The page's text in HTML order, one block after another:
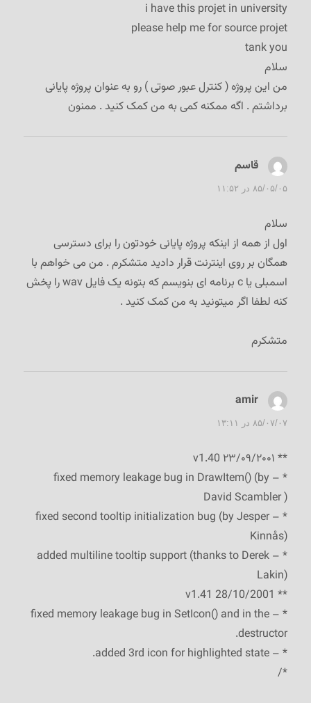
i have this projet in university
please help me for source projet
tank you
سلام
من این پروژه ( کنترل عبور صوتی ) رو به عنوان پروژه پایانی
برداشتم . اگه ممکنه کمی به من کمک کنید . ممنون
قاسم
۸۵/۰۵/۰۵ در ۱۱:۵۲
سلام
اول از همه از اینکه پروژه پایانی خودتون را برای دسترسی
همگان بر روی اینترنت قرار دادید متشکرم . من می خواهم با
اسمبلی یا c برنامه ای بنویسم که بتونه یک فایل wav را پخش
کنه لطفا اگر میتونید به من کمک کنید .
متشکرم
amir
۸۵/۰۷/۰۷ در ۱۳:۱۱
** ۲۳/۰۹/۲۰۰۱ v1.40
* – fixed memory leakage bug in DrawItem() (by
David Scambler )
* – fixed second tooltip initialization bug (by Jesper
Kinnås)
* – added multiline tooltip support (thanks to Derek
Lakin)
** 28/10/2001 v1.41
* – fixed memory leakage bug in SetIcon() and in the
destructor.
* – added 3rd icon for highlighted state.
*/